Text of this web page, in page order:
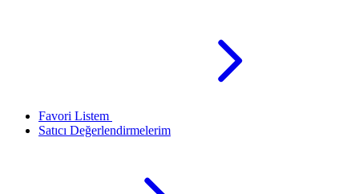
Favori Listem
Satıcı Değerlendirmelerim